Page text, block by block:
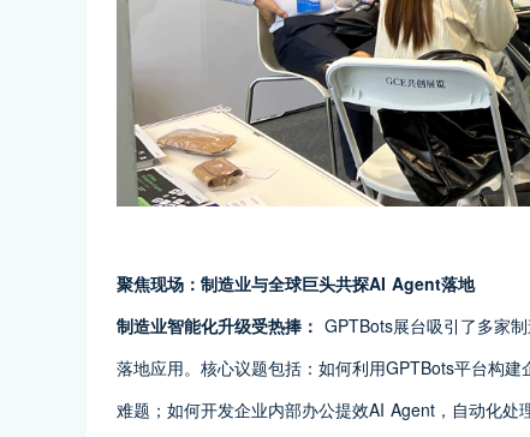
聚焦现场：制造业与全球巨头共探AI Agent落地
制造业智能化升级受热捧： GPTBots展台吸引了多家
落地应用。核心议题包括：如何利用GPTBots平台构
难题；如何开发企业内部办公提效AI Agent，自动化